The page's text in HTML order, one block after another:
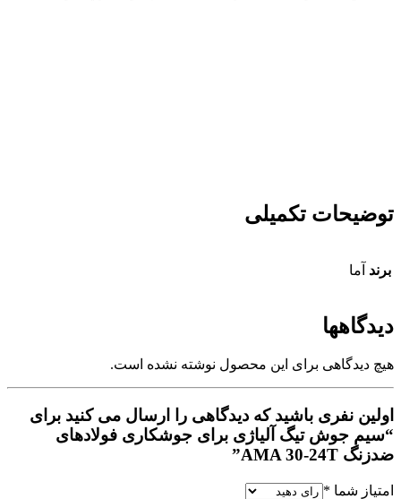
توضیحات تکمیلی
برند آما
دیدگاهها
هیچ دیدگاهی برای این محصول نوشته نشده است.
اولین نفری باشید که دیدگاهی را ارسال می کنید برای
“سیم جوش تیگ آلیاژی برای جوشکاری فولادهای
ضدزنگ AMA 30-24T”
امتیاز شما *